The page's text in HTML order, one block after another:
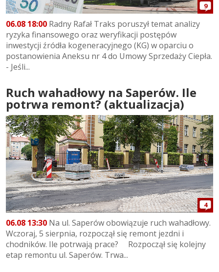
9
06.08 18:00 Radny Rafał Traks poruszył temat analizy
ryzyka finansowego oraz weryfikacji postępów
inwestycji źródła kogeneracyjnego (KG) w oparciu o
postanowienia Aneksu nr 4 do Umowy Sprzedaży Ciepła.
- Jeśli...
Ruch wahadłowy na Saperów. Ile
potrwa remont? (aktualizacja)
4
06.08 13:30 Na ul. Saperów obowiązuje ruch wahadłowy.
Wczoraj, 5 sierpnia, rozpoczął się remont jezdni i
chodników. Ile potrwają prace? Rozpoczął się kolejny
etap remontu ul. Saperów. Trwa...